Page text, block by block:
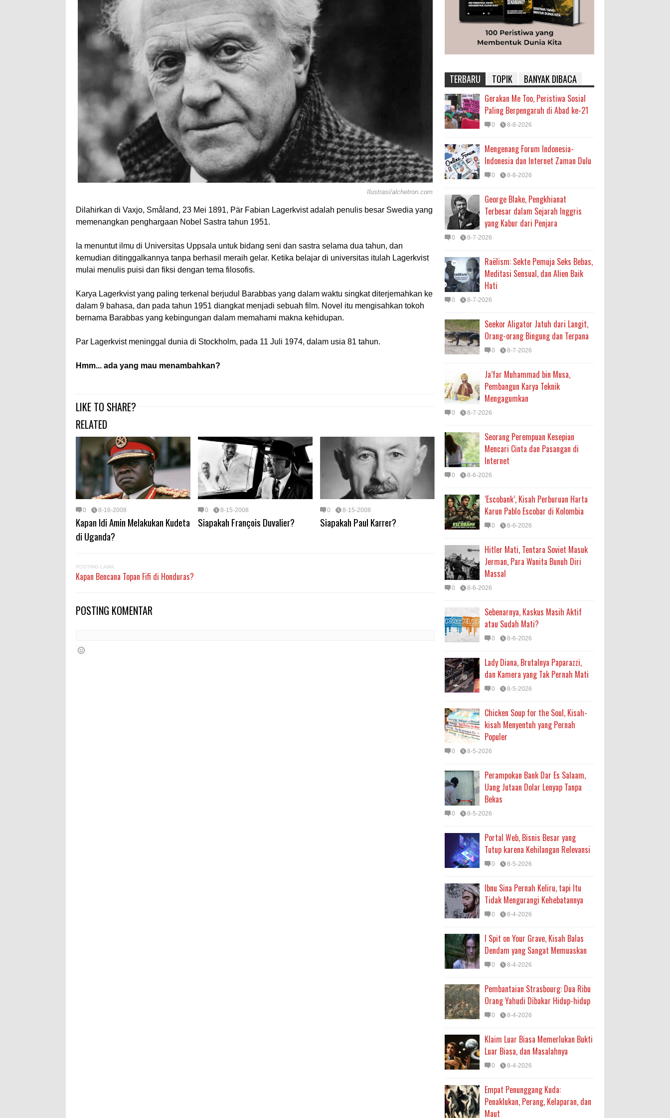
Ilustrasi/alchetron.com
Dilahirkan di Vaxjo, Småland, 23 Mei 1891, Pär Fabian Lagerkvist adalah penulis besar Swedia yang
memenangkan penghargaan Nobel Sastra tahun 1951.
Ia menuntut ilmu di Universitas Uppsala untuk bidang seni dan sastra selama dua tahun, dan
kemudian ditinggalkannya tanpa berhasil meraih gelar. Ketika belajar di universitas itulah Lagerkvist
mulai menulis puisi dan fiksi dengan tema filosofis.
Karya Lagerkvist yang paling terkenal berjudul Barabbas yang dalam waktu singkat diterjemahkan ke
dalam 9 bahasa, dan pada tahun 1951 diangkat menjadi sebuah film. Novel itu mengisahkan tokoh
bernama Barabbas yang kebingungan dalam memahami makna kehidupan.
Par Lagerkvist meninggal dunia di Stockholm, pada 11 Juli 1974, dalam usia 81 tahun.
Hmm... ada yang mau menambahkan?
LIKE TO SHARE?
RELATED
0 8-16-2008
Kapan Idi Amin Melakukan Kudeta
di Uganda?
0 8-15-2008
Siapakah François Duvalier?
0 8-15-2008
Siapakah Paul Karrer?
POSTING LAMA
Kapan Bencana Topan Fifi di Honduras?
POSTING KOMENTAR
TERBARU TOPIK BANYAK DIBACA
Gerakan Me Too, Peristiwa Sosial
Paling Berpengaruh di Abad ke-21
0 8-8-2026
Mengenang Forum Indonesia-
Indonesia dan Internet Zaman Dulu
0 8-8-2026
George Blake, Pengkhianat
Terbesar dalam Sejarah Inggris
yang Kabur dari Penjara
0 8-7-2026
Raëlism: Sekte Pemuja Seks Bebas,
Meditasi Sensual, dan Alien Baik
Hati
0 8-7-2026
Seekor Aligator Jatuh dari Langit,
Orang-orang Bingung dan Terpana
0 8-7-2026
Ja’far Muhammad bin Musa,
Pembangun Karya Teknik
Mengagumkan
0 8-7-2026
Seorang Perempuan Kesepian
Mencari Cinta dan Pasangan di
Internet
0 8-6-2026
‘Escobank’, Kisah Perburuan Harta
Karun Pablo Escobar di Kolombia
0 8-6-2026
Hitler Mati, Tentara Soviet Masuk
Jerman, Para Wanita Bunuh Diri
Massal
0 8-6-2026
Sebenarnya, Kaskus Masih Aktif
atau Sudah Mati?
0 8-6-2026
Lady Diana, Brutalnya Paparazzi,
dan Kamera yang Tak Pernah Mati
0 8-5-2026
Chicken Soup for the Soul, Kisah-
kisah Menyentuh yang Pernah
Populer
0 8-5-2026
Perampokan Bank Dar Es Salaam,
Uang Jutaan Dolar Lenyap Tanpa
Bekas
0 8-5-2026
Portal Web, Bisnis Besar yang
Tutup karena Kehilangan Relevansi
0 8-5-2026
Ibnu Sina Pernah Keliru, tapi Itu
Tidak Mengurangi Kehebatannya
0 8-4-2026
I Spit on Your Grave, Kisah Balas
Dendam yang Sangat Memuaskan
0 8-4-2026
Pembantaian Strasbourg: Dua Ribu
Orang Yahudi Dibakar Hidup-hidup
0 8-4-2026
Klaim Luar Biasa Memerlukan Bukti
Luar Biasa, dan Masalahnya
0 8-4-2026
Empat Penunggang Kuda:
Penaklukan, Perang, Kelaparan, dan
Maut